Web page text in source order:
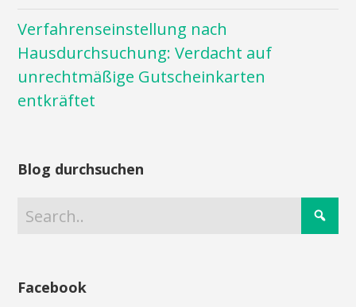
Verfahrenseinstellung nach
Hausdurchsuchung: Verdacht auf
unrechtmäßige Gutscheinkarten
entkräftet
Blog durchsuchen
Facebook